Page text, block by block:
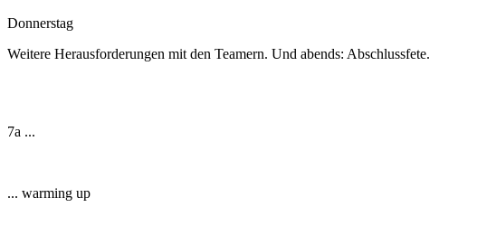
Donnerstag
Weitere Herausforderungen mit den Teamern. Und abends: Abschlussfete.
7a ...
... warming up